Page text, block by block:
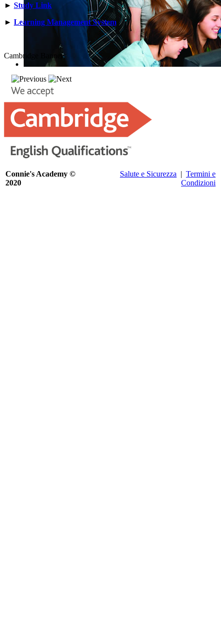
► Study Link
► Learning Management System
Cambridge Banner
Connie's Academy ©
2020
Salute e Sicurezza | Termini e
Condizioni